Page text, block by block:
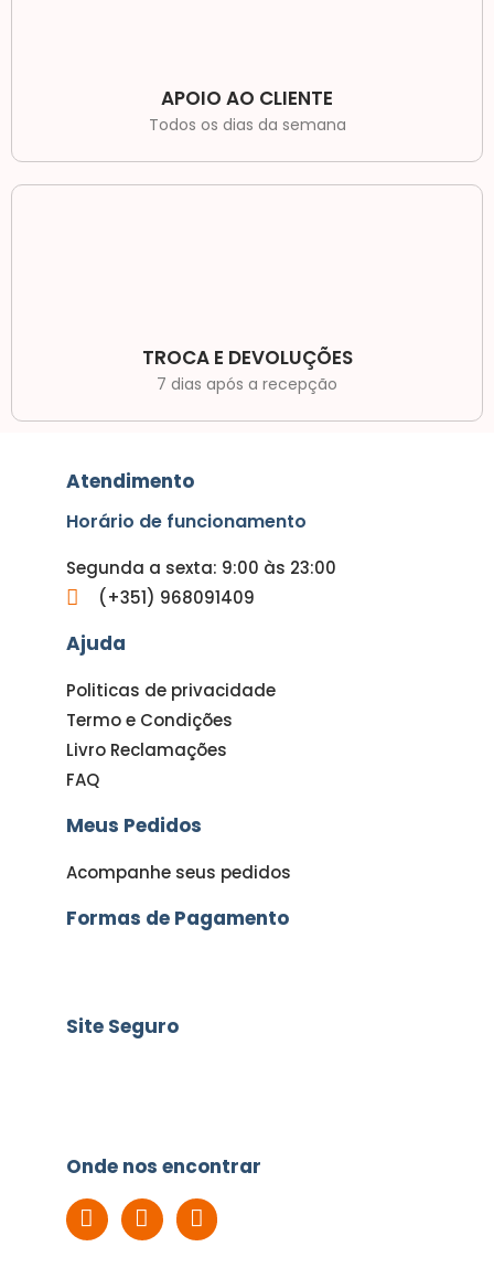
APOIO AO CLIENTE
Todos os dias da semana
TROCA E DEVOLUÇÕES
7 dias após a recepção
Atendimento
Horário de funcionamento
Segunda a sexta: 9:00 às 23:00
(+351) 968091409
Ajuda
Politicas de privacidade
Termo e Condições
Livro Reclamações
FAQ
Meus Pedidos
Acompanhe seus pedidos
Formas de Pagamento
Site Seguro
Onde nos encontrar